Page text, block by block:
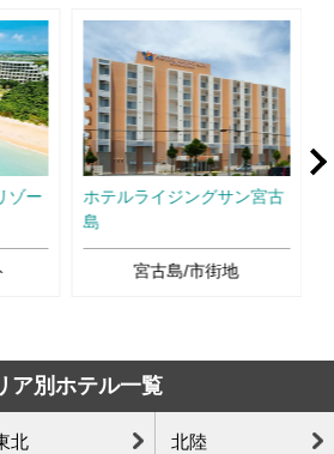
ゾー
ホテルライジングサン宮古
島
宮古島/市街地
ア別ホテル一覧
北 北陸